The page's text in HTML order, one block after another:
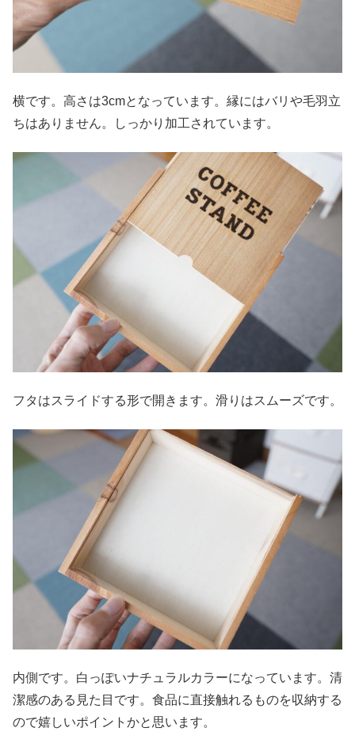
横です。高さは3cmとなっています。縁にはバリや毛羽立
ちはありません。しっかり加工されています。
フタはスライドする形で開きます。滑りはスムーズです。
内側です。白っぽいナチュラルカラーになっています。清
潔感のある見た目です。食品に直接触れるものを収納する
ので嬉しいポイントかと思います。